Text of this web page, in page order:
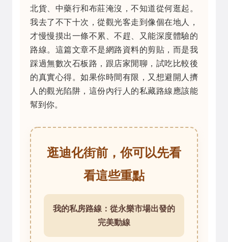
北貨、中藥行和布莊淹沒，不知道從何逛起。
我去了不下十次，從觀光客走到像個在地人，
才慢慢摸出一條不累、不趕、又能深度體驗的
路線。這篇文章不是網路資料的剪貼，而是我
踩過無數次石板路，跟店家閒聊，試吃比較後
的真實心得。如果你時間有限，又想避開人擠
人的觀光陷阱，這份內行人的私藏路線應該能
幫到你。
逛迪化街前，你可以先看
看這些重點
我的私房路線：從永樂市場出發的
完美動線